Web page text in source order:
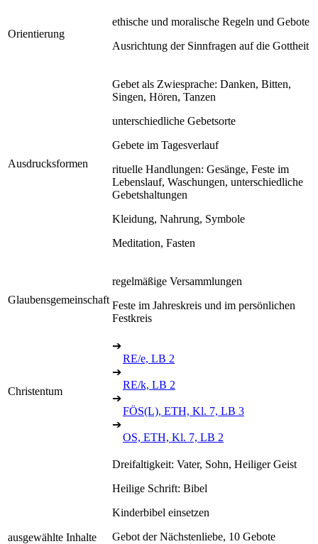
Orientierung
ethische und moralische Regeln und Gebote
Ausrichtung der Sinnfragen auf die Gottheit
Ausdrucksformen
Gebet als Zwiesprache: Danken, Bitten,
Singen, Hören, Tanzen
unterschiedliche Gebetsorte
Gebete im Tagesverlauf
rituelle Handlungen: Gesänge, Feste im
Lebenslauf, Waschungen, unterschiedliche
Gebetshaltungen
Kleidung, Nahrung, Symbole
Meditation, Fasten
Glaubensgemeinschaft
regelmäßige Versammlungen
Feste im Jahreskreis und im persönlichen
Festkreis
Christentum
➔
RE/e, LB 2
➔
RE/k, LB 2
➔
FÖS(L), ETH, Kl. 7, LB 3
➔
OS, ETH, Kl. 7, LB 2
ausgewählte Inhalte
Dreifaltigkeit: Vater, Sohn, Heiliger Geist
Heilige Schrift: Bibel
Kinderbibel einsetzen
Gebot der Nächstenliebe, 10 Gebote